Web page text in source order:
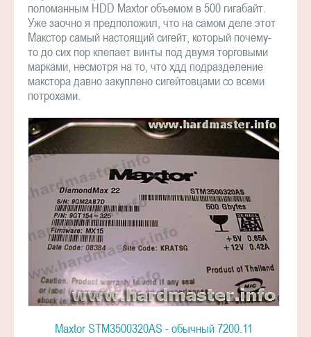
поломанным HDD Maxtor объемом в 500 гигабайт.
Уже заочно я предположил, что на самом деле этот
Макстор самый настоящий сигейт, который почему-
то до сих пор клепает винты под двумя торговыми
марками, несмотря на то, что хдд подразделение
макстора давно закуплено сигейтовцами со всеми
потрохами.
Maxtor STM3500320AS - обычный 7200.11